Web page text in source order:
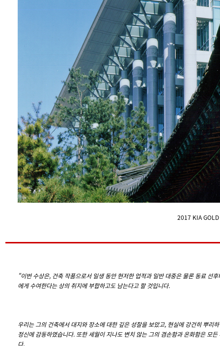
2017 KIA
"이번 수상은, 건축 작품으로서 일생 동안 현저한 업적과 일반 대중은 물론 동료 선
에게 수여한다는 상의 취지에 부합하고도 남는다고 할 것입니다.
우리는 그의 건축에서 대지와 장소에 대한 깊은 성찰을 보았고, 현실에 강건히 뿌리
정신에 감동하였습니다. 또한 세월이 지나도 변치 않는 그의 겸손함과 온화함은 모
다.